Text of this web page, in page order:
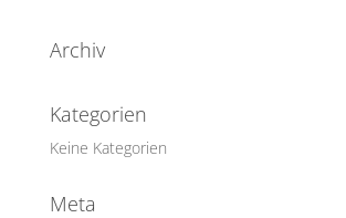
Archiv
Kategorien
Keine Kategorien
Meta